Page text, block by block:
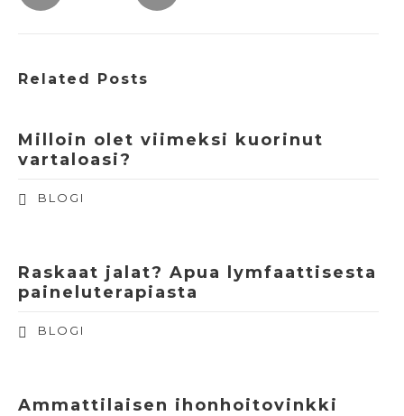
Related Posts
Milloin olet viimeksi kuorinut
vartaloasi?
BLOGI
Raskaat jalat? Apua lymfaattisesta
paineluterapiasta
BLOGI
Ammattilaisen ihonhoitovinkki